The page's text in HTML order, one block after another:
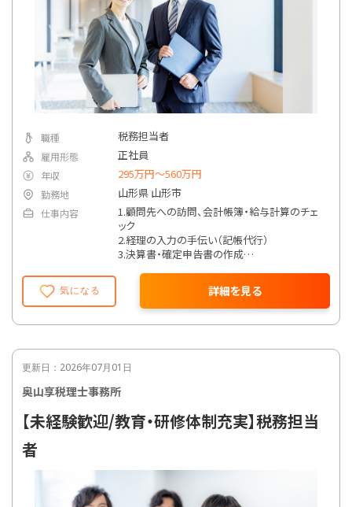
気になる 詳細を見る
職種 税務担当者
雇用形態 正社員
年収 295万円〜560万円
勤務地 山形県 山形市
仕事内容
1.顧問先への訪問、会計帳簿・給与計算のチェ
ック
2.経理の入力の手伝い（記帳代行）
3.決算書・確定申告書の作成
5.納税予測・節税の提案
6.相続・譲渡所得・資産税業務に関連する保険
や資産活用の提案
7.事業承継の提案と支援
サポート 等
更新日：2026年07月01日
奥山享税理士事務所
【未経験歓迎/教育・研修体制充実】税務担当
者